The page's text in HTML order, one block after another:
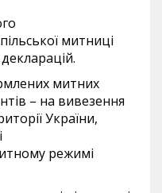
митниці
митних
– на вивезення
України,
режимі